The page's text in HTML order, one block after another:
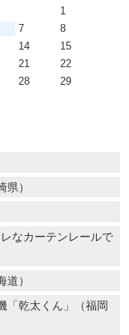
1
7
8
14
15
21
22
28
29
）
なカーテンレールで
）
「乾太くん」（福岡